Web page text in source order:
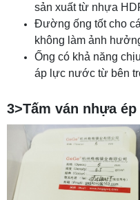
sản xuất từ nhựa
Đường ống tốt cho
không làm ảnh
Ống có khả năng
áp lực nước từ bên
3>Tấm ván nhựa ép